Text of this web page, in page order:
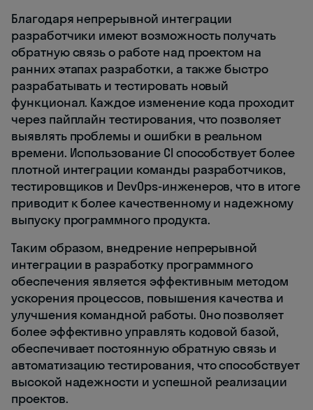
Благодаря непрерывной интеграции
разработчики имеют возможность получать
обратную связь о работе над проектом на
ранних этапах разработки, а также быстро
разрабатывать и тестировать новый
функционал. Каждое изменение кода проходит
через пайплайн тестирования, что позволяет
выявлять проблемы и ошибки в реальном
времени. Использование CI способствует более
плотной интеграции команды разработчиков,
тестировщиков и DevOps-инженеров, что в итоге
приводит к более качественному и надежному
выпуску программного продукта.
Таким образом, внедрение непрерывной
интеграции в разработку программного
обеспечения является эффективным методом
ускорения процессов, повышения качества и
улучшения командной работы. Оно позволяет
более эффективно управлять кодовой базой,
обеспечивает постоянную обратную связь и
автоматизацию тестирования, что способствует
высокой надежности и успешной реализации
проектов.